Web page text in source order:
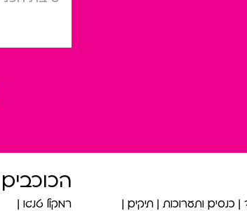
כנסים ותערוכות תיקים
הכוכבים
רמקול טנגו